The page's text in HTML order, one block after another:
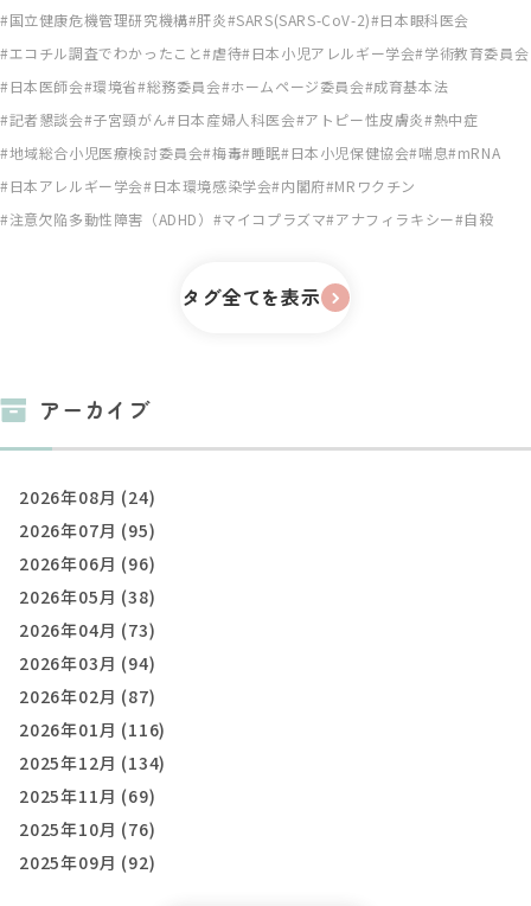
国立健康危機管理研究機構 肝炎 SARS(SARS-CoV-2)
日本眼科医会
エコチル調査でわかったこと 虐待 日本小児アレルギー学会 学術教育委員会
日本医師会 環境省 総務委員会 ホームページ委員会 成育基本法
記者懇談会 子宮頸がん 日本産婦人科医会 アトピー性皮膚炎 熱中症
地域総合小児医療検討委員会 梅毒 睡眠 日本小児保健協会 喘息 mRNA
日本アレルギー学会 日本環境感染学会 内閣府 MRワクチン
注意欠陥多動性障害（ADHD）
マイコプラズマ アナフィラキシー 自殺
タグ全てを表示
アーカイブ
2026年08月 (24)
2026年07月 (95)
2026年06月 (96)
2026年05月 (38)
2026年04月 (73)
2026年03月 (94)
2026年02月 (87)
2026年01月 (116)
2025年12月 (134)
2025年11月 (69)
2025年10月 (76)
2025年09月 (92)